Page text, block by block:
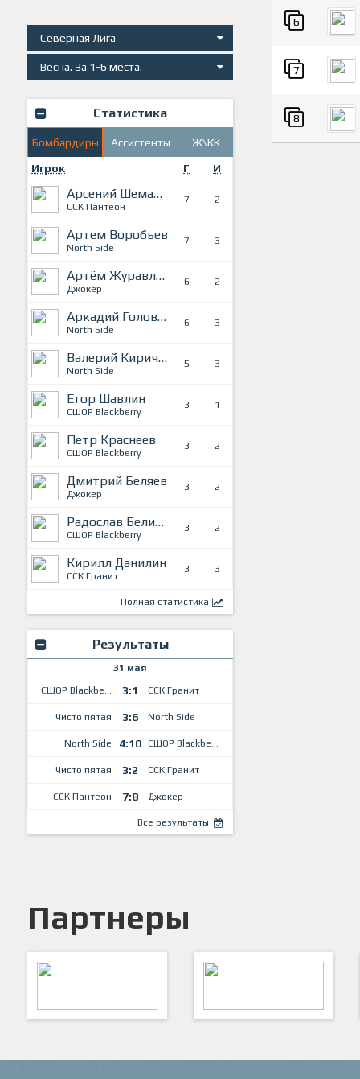
Северная Лига
Весна. За 1-6 места.
Статистика
Бомбардиры Ассистенты
Ж\КК
Игрок
Г И
Арсений Шеманов
ССК Пантеон
7 2
Артем Воробьев
North Side
7 3
Артём Журавлев
Джокер
6 2
Аркадий Головкин
North Side
6 3
Валерий Кириченко
North Side
5 3
Егор Шавлин
СШОР Blackberry
3 1
Петр Краснеев
СШОР Blackberry
3 2
Дмитрий Беляев
Джокер
3 2
Радослав Беликов
СШОР Blackberry
3 2
Кирилл Данилин
ССК Гранит
3 3
Полная статистика
Результаты
31 мая
СШОР Blackberry
3:1 ССК Гранит
Чисто пятая 3:6 North Side
North Side 4:10 СШОР Blackberry
Чисто пятая 3:2 ССК Гранит
ССК Пантеон 7:8 Джокер
Все результаты
6
7
8
Партнеры